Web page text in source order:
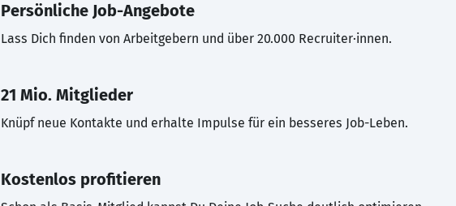
Persönliche Job-Angebote
Lass Dich finden von Arbeitgebern und über 20.000 Recruiter·innen.
21 Mio. Mitglieder
Knüpf neue Kontakte und erhalte Impulse für ein besseres Job-Leben.
Kostenlos profitieren